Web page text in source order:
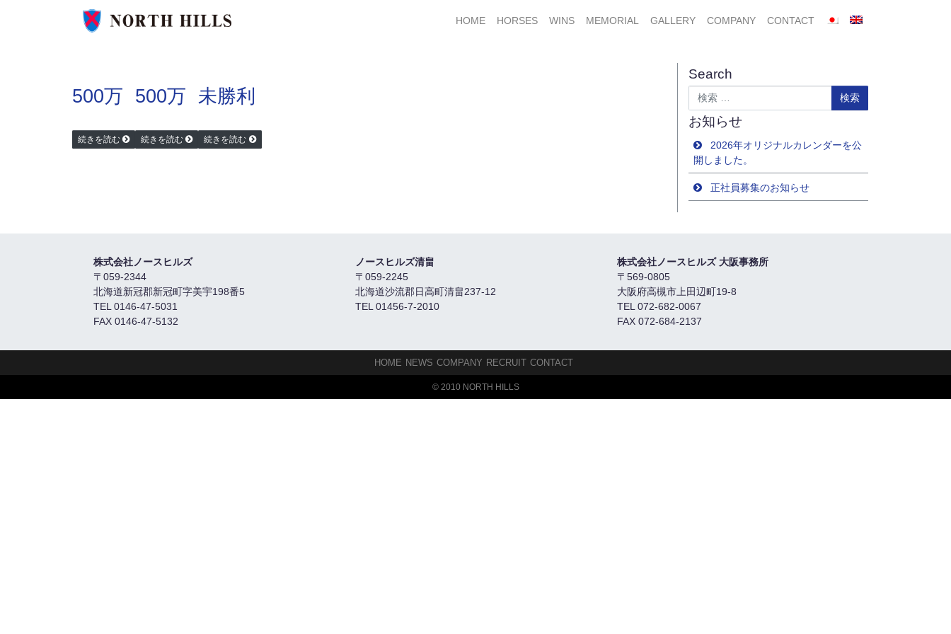
HOME
HORSES WINS MEMORIAL GALLERY COMPANY CONTACT
500万
続きを読む
500万
続きを読む
未勝利
続きを読む
Search
検索
お知らせ
2026年オリジナルカレンダーを公
開しました。
正社員募集のお知らせ
株式会社ノースヒルズ
〒059-2344
北海道新冠郡新冠町字美宇198番5
TEL 0146-47-5031
FAX 0146-47-5132
ノースヒルズ清畠
〒059-2245
北海道沙流郡日高町清畠237-12
TEL 01456-7-2010
株式会社ノースヒルズ 大阪事務所
〒569-0805
大阪府高槻市上田辺町19-8
TEL 072-682-0067
FAX 072-684-2137
HOME NEWS COMPANY RECRUIT CONTACT
© 2010 NORTH HILLS